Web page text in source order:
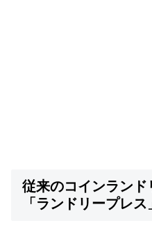
従来のコインラン
「ランドリープレ